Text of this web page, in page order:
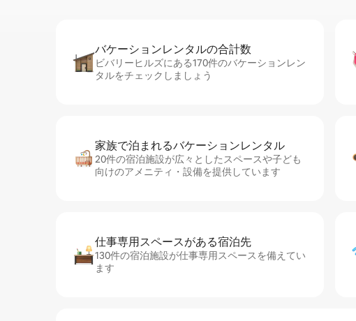
バケーションレ⁠ン⁠タ⁠ル⁠の合⁠計⁠数
ビバリーヒルズにある170件のバケーションレン
タルをチェックしましょう
家族で泊まれるバ⁠ケ⁠ー⁠シ⁠ョ⁠ンレ⁠ン⁠タ⁠ル
20件の宿泊施設が広々としたスペースや子ども
向けのアメニティ・設備を提供しています
仕事専用ス⁠ペ⁠ー⁠スがあ⁠る宿⁠泊⁠先
130件の宿泊施設が仕事専用スペースを備えてい
ます